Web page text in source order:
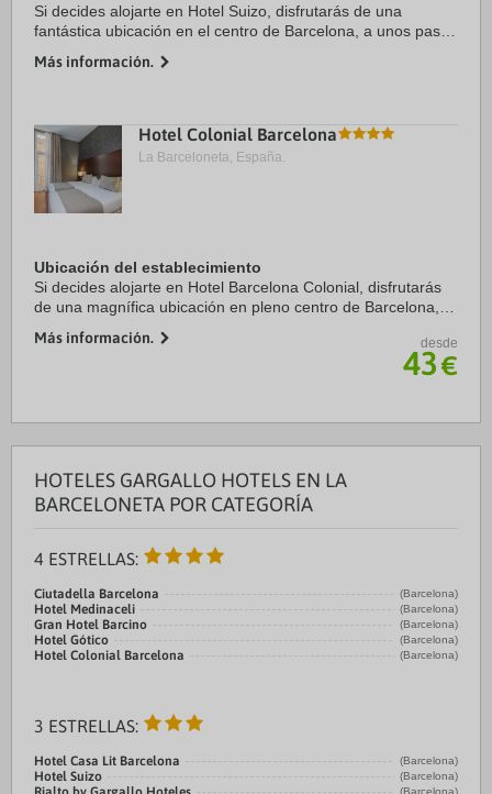
Si decides alojarte en Hotel Suizo, disfrutarás de una
fantástica ubicación en el centro de Barcelona, a unos pasos
Además, este hotel se ...
Más información.
Hotel Colonial Barcelona
La Barceloneta, España.
Ubicación del establecimiento
Si decides alojarte en Hotel Barcelona Colonial, disfrutarás
de una magnífica ubicación en pleno centro de Barcelona, a
de Barcelona. Además, este ...
Más información. desde
43€
HOTELES GARGALLO HOTELS EN LA
BARCELONETA POR CATEGORÍA
4 ESTRELLAS:
Ciutadella Barcelona (Barcelona)
Hotel Medinaceli (Barcelona)
Gran Hotel Barcino (Barcelona)
Hotel Gótico (Barcelona)
Hotel Colonial Barcelona (Barcelona)
3 ESTRELLAS:
Hotel Casa Lit Barcelona (Barcelona)
Hotel Suizo (Barcelona)
(Barcelona)